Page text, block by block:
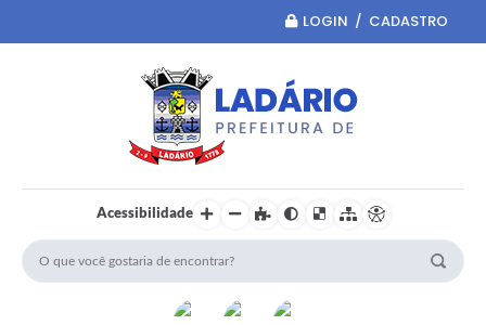
LOGIN / CADASTRO
Acessibilidade